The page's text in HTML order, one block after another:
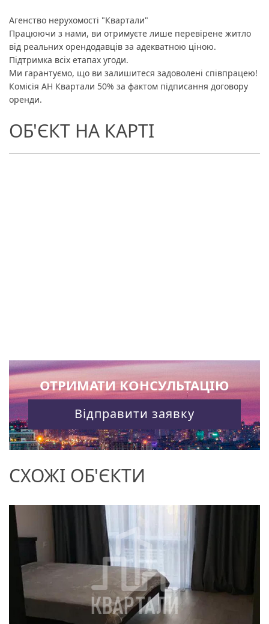
Агенство нерухомості "Квартали"
Працюючи з нами, ви отримуєте лише перевірене житло
від реальних орендодавців за адекватною ціною.
Підтримка всіх етапах угоди.
Ми гарантуємо, що ви залишитеся задоволені співпрацею!
Комісія АН Квартали 50% за фактом підписання договору
оренди.
ОБ'ЄКТ НА КАРТІ
ОТРИМАТИ КОНСУЛЬТАЦІЮ
Відправити заявку
СХОЖІ ОБ'ЄКТИ